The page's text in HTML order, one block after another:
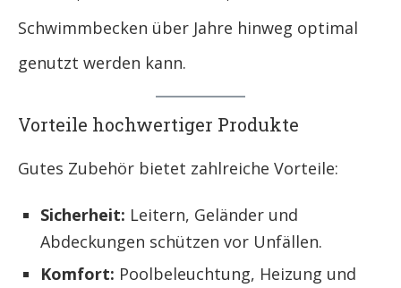
Schwimmbecken über Jahre hinweg optimal
genutzt werden kann.
Vorteile hochwertiger Produkte
Gutes Zubehör bietet zahlreiche Vorteile:
Sicherheit: Leitern, Geländer und
Abdeckungen schützen vor Unfällen.
Komfort: Poolbeleuchtung, Heizung und